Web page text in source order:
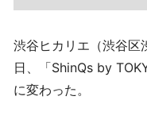
渋谷ヒカリエ（渋谷区
日、「ShinQs by
に変わった。